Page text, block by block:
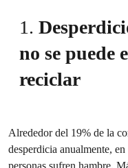
1.
no se puede
reciclar
Alrededor del 19% de la
desperdicia anualmente,